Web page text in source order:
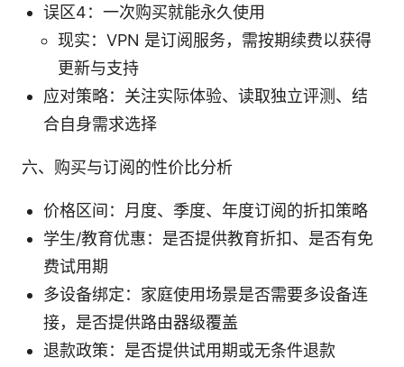
误区4：一次购买就能永久使用
现实：VPN 是订阅服务，需按期续费以获得
更新与支持
应对策略：关注实际体验、读取独立评测、结
合自身需求选择
六、购买与订阅的性价比分析
价格区间：月度、季度、年度订阅的折扣策略
学生/教育优惠：是否提供教育折扣、是否有免
费试用期
多设备绑定：家庭使用场景是否需要多设备连
接，是否提供路由器级覆盖
退款政策：是否提供试用期或无条件退款